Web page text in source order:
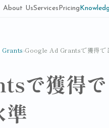
About UsServicesPricing
Grants›Google Ad Grantsで獲得で
で獲得で
準